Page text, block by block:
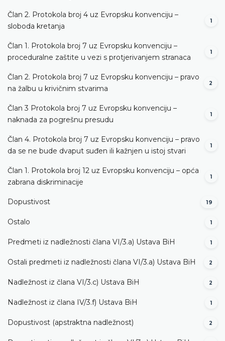
Član 2. Protokola broj 4 uz Evropsku konvenciju –
sloboda kretanja
1
Član 1. Protokola broj 7 uz Evropsku konvenciju –
proceduralne zaštite u vezi s protjerivanjem stranaca
1
Član 2. Protokola broj 7 uz Evropsku konvenciju – pravo
na žalbu u krivičnim stvarima
2
Član 3 Protokola broj 7 uz Evropsku konvenciju –
naknada za pogrešnu presudu
1
Član 4. Protokola broj 7 uz Evropsku konvenciju – pravo
da se ne bude dvaput suđen ili kažnjen u istoj stvari
1
Član 1. Protokola broj 12 uz Evropsku konvenciju – opća
zabrana diskriminacije
1
Dopustivost 19
Ostalo 1
Predmeti iz nadležnosti člana VI/3.а) Ustava BiH 1
Ostali predmeti iz nadležnosti člana VI/3.а) Ustava BiH 2
Nadležnost iz člana VI/3.c) Ustava BiH 2
Nadležnost iz člana IV/3.f) Ustava BiH 1
Dopustivost (apstraktna nadležnost) 2